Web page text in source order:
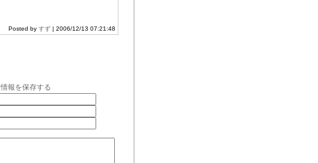
Posted by すず | 2006/12/13 07:21:48
情報を保存する